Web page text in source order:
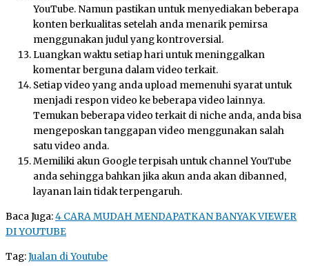
YouTube. Namun pastikan untuk menyediakan beberapa
konten berkualitas setelah anda menarik pemirsa
menggunakan judul yang kontroversial.
Luangkan waktu setiap hari untuk meninggalkan
komentar berguna dalam video terkait.
Setiap video yang anda upload memenuhi syarat untuk
menjadi respon video ke beberapa video lainnya.
Temukan beberapa video terkait di niche anda, anda bisa
mengeposkan tanggapan video menggunakan salah
satu video anda.
Memiliki akun Google terpisah untuk channel YouTube
anda sehingga bahkan jika akun anda akan dibanned,
layanan lain tidak terpengaruh.
Baca Juga:4 CARA MUDAH MENDAPATKAN BANYAK VIEWER
DI YOUTUBE
Tag:Jualan di Youtube